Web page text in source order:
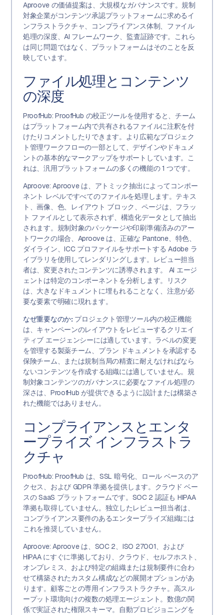
Aproove の価値提案は、大規模なガバナンスです。規制
対象企業がコンテンツ承認プラットフォームに求めるイ
ンフラストラクチャ、コンプライアンス体制、ファイル
処理の深度、AI フレームワーク、監査証跡です。これら
は同じ問題ではなく、プラットフォームはそのことを反
映しています。
ファイル処理とコンテンツ
の深度
ProofHub: ProofHub の校正ツールを使用すると、チーム
はプラットフォーム内で共有されるファイルに注釈を付
けたりコメントしたりできます。より広範なプロジェク
ト管理ワークフローの一部として、デザインやドキュメ
ントの基本的なマークアップをサポートしています。こ
れは、汎用プラットフォームの多くの機能の 1 つです。
Aproove: Aproove は、アトミック抽出によってコンポー
ネント レベルですべてのファイルを処理します。テキス
ト、画像、色、レイアウト ブロック、ページは、フラッ
ト ファイルとして表示されず、構造化データとして抽出
されます。規制対象のパッケージや印刷準備済みのアー
トワークの場合、Aproove は、正確な Pantone、特色、
ダイライン、ICC プロファイルをサポートする Adob​​e ラ
イブラリを使用してレンダリングします。レビュー担当
者は、変更されたコンテンツに誘導されます。 AI エージ
ェントは特定のコンポーネントを分析します。リスク
は、大きなドキュメントに埋もれることなく、注意が必
要な要素で明確に現れます。
なぜ重要なのか: プロジェクト管理ツール内の校正機能
は、キャンペーンのレイアウトをレビューするクリエイ
ティブ エージェンシーには適しています。ラベルの変更
を管理する製薬チーム、プラン ドキュメントを承認する
保険チーム、または規制当局の精査に耐えなければなら
ないコンテンツを作成する組織には適していません。規
制対象コンテンツのガバナンスに必要なファイル処理の
深さは、ProofHub が提供できるように設計または構築さ
れた機能ではありません。
コンプライアンスとエンタ
ープライズ インフラストラ
クチャ
ProofHub: ProofHub は、SSL 暗号化、ロール ベースのア
クセス、および GDPR 準拠を提供します。クラウド ベー
スの SaaS プラットフォームです。SOC 2 認証も HIPAA
準拠も取得していません。独立したレビュー担当者は、
コンプライアンス要件のあるエンタープライズ組織には
これを推奨していません。
Aproove: Aproove は、SOC 2、ISO 27001、および
HIPAA にすぐに準拠しており、クラウド、セルフホスト、
オンプレミス、および特定の組織または規制要件に合わ
せて構築されたカスタム構成などの展開オプションがあ
ります。顧客ごとの専用インフラストラクチャ。高スル
ープット環境向けの複数の処理エージェント。数億の関
係で実証された権限スキーマ。自動プロビジョニングを